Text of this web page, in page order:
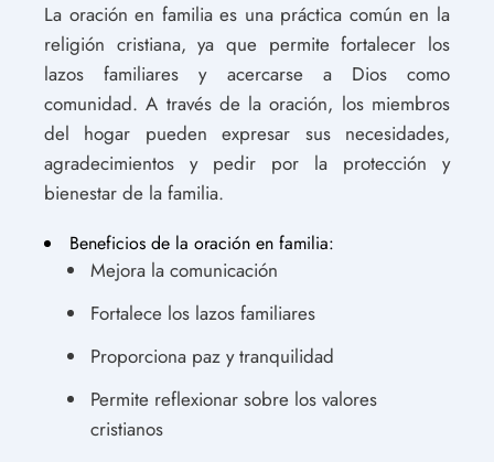
La oración en familia es una práctica común en la
religión cristiana, ya que permite fortalecer los
lazos familiares y acercarse a Dios como
comunidad. A través de la oración, los miembros
del hogar pueden expresar sus necesidades,
agradecimientos y pedir por la protección y
bienestar de la familia.
Beneficios de la oración en familia:
Mejora la comunicación
Fortalece los lazos familiares
Proporciona paz y tranquilidad
Permite reflexionar sobre los valores
cristianos